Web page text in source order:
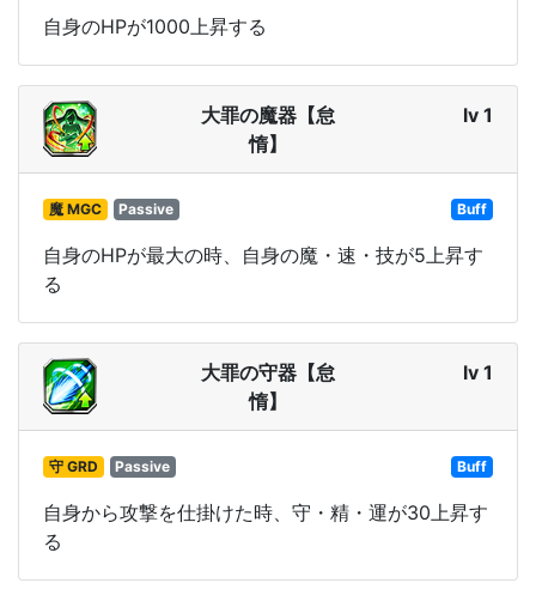
自身のHPが1000上昇する
大罪の魔器【怠
惰】
lv 1
魔 MGC Passive Buff
自身のHPが最大の時、自身の魔・速・技が5上昇す
る
大罪の守器【怠
惰】
lv 1
守 GRD Passive Buff
自身から攻撃を仕掛けた時、守・精・運が30上昇す
る